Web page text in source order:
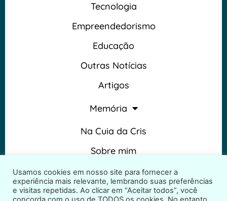
Tecnologia
Empreendedorismo
Educação
Outras Notícias
Artigos
Memória
Na Cuia da Cris
Sobre mim
Termos e Condições
Usamos cookies em nosso site para fornecer a
experiência mais relevante, lembrando suas preferências
e visitas repetidas. Ao clicar em “Aceitar todos”, você